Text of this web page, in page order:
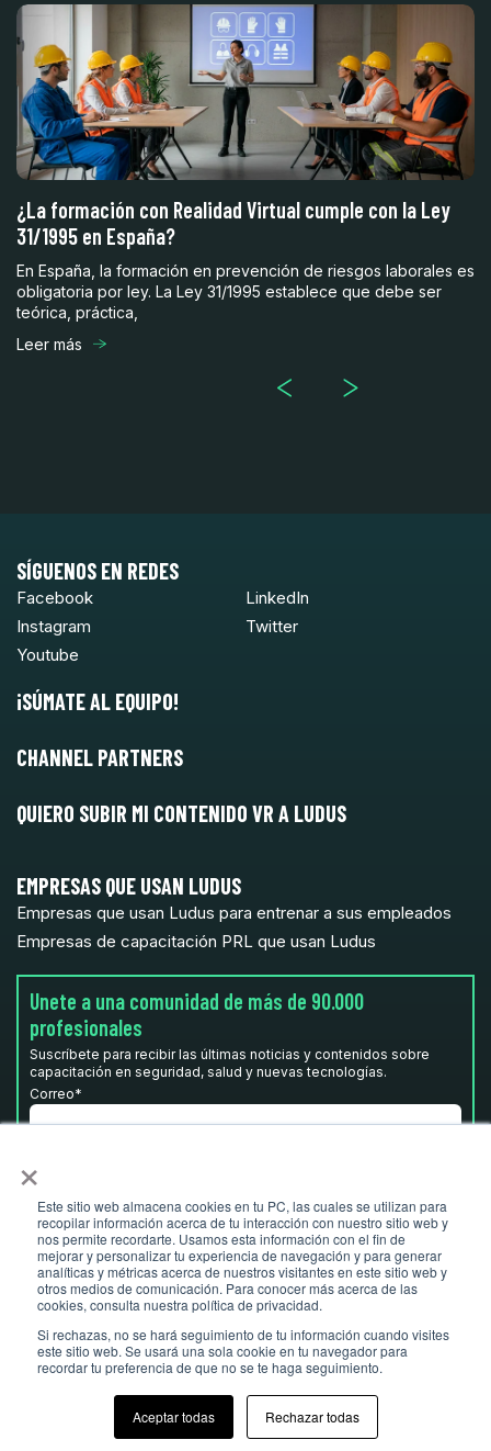
×
Este sitio web almacena cookies en tu PC, las cuales se utilizan para
recopilar información acerca de tu interacción con nuestro sitio web y
nos permite recordarte. Usamos esta información con el fin de
mejorar y personalizar tu experiencia de navegación y para generar
analíticas y métricas acerca de nuestros visitantes en este sitio web y
otros medios de comunicación. Para conocer más acerca de las
cookies, consulta nuestra política de privacidad.
Si rechazas, no se hará seguimiento de tu información cuando visites
este sitio web. Se usará una sola cookie en tu navegador para
recordar tu preferencia de que no se te haga seguimiento.
Aceptar todas Rechazar todas
¿La formación con Realidad Virtual cumple con la Ley
31/1995 en España?
En España, la formación en prevención de riesgos laborales es
obligatoria por ley. La Ley 31/1995 establece que debe ser
teórica, práctica,
Leer más
SÍGUENOS EN REDES
Facebook
LinkedIn
Instagram
Twitter
Youtube
¡SÚMATE AL EQUIPO!
CHANNEL PARTNERS
QUIERO SUBIR MI CONTENIDO VR A LUDUS
EMPRESAS QUE USAN LUDUS
Empresas que usan Ludus para entrenar a sus empleados
Empresas de capacitación PRL que usan Ludus
Unete a una comunidad de más de 90.000
profesionales
Suscríbete para recibir las últimas noticias y contenidos sobre
capacitación en seguridad, salud y nuevas tecnologías.
Correo*
© Ludus 2026 Iludusglobal.com - Todos los derechos reservados
Política de privacidad